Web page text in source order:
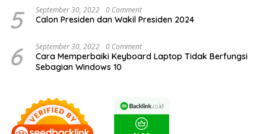
5 September 30, 2022 0 Comment
Calon Presiden dan Wakil Presiden 2024
6 September 30, 2022 0 Comment
Cara Memperbaiki Keyboard Laptop Tidak Berfungsi
Sebagian Windows 10